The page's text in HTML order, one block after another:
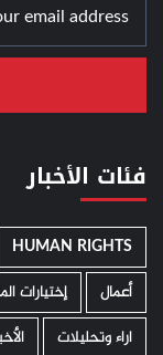
فئات الأخبار
HUMAN RIGHTS
أعمال
إختيارات
اراء وتحليلات